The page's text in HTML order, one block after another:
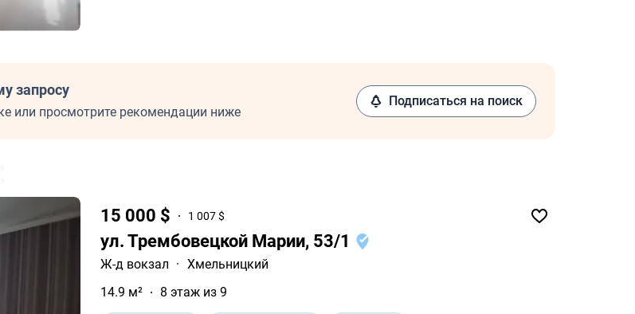
запросу
или просмотрите рекомендации ниже
Подписаться на поиск
15 000 $ 1 007 $
ул. Трембовецкой Марии, 53/1
Ж-д вокзал · Хмельницкий
14.9 м²
8 этаж из 9